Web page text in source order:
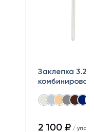
Заклепка
2 100 ₽ / упак.